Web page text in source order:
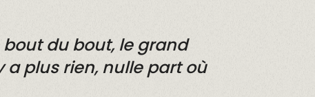
bout du bout, le grand
a plus rien, nulle part où